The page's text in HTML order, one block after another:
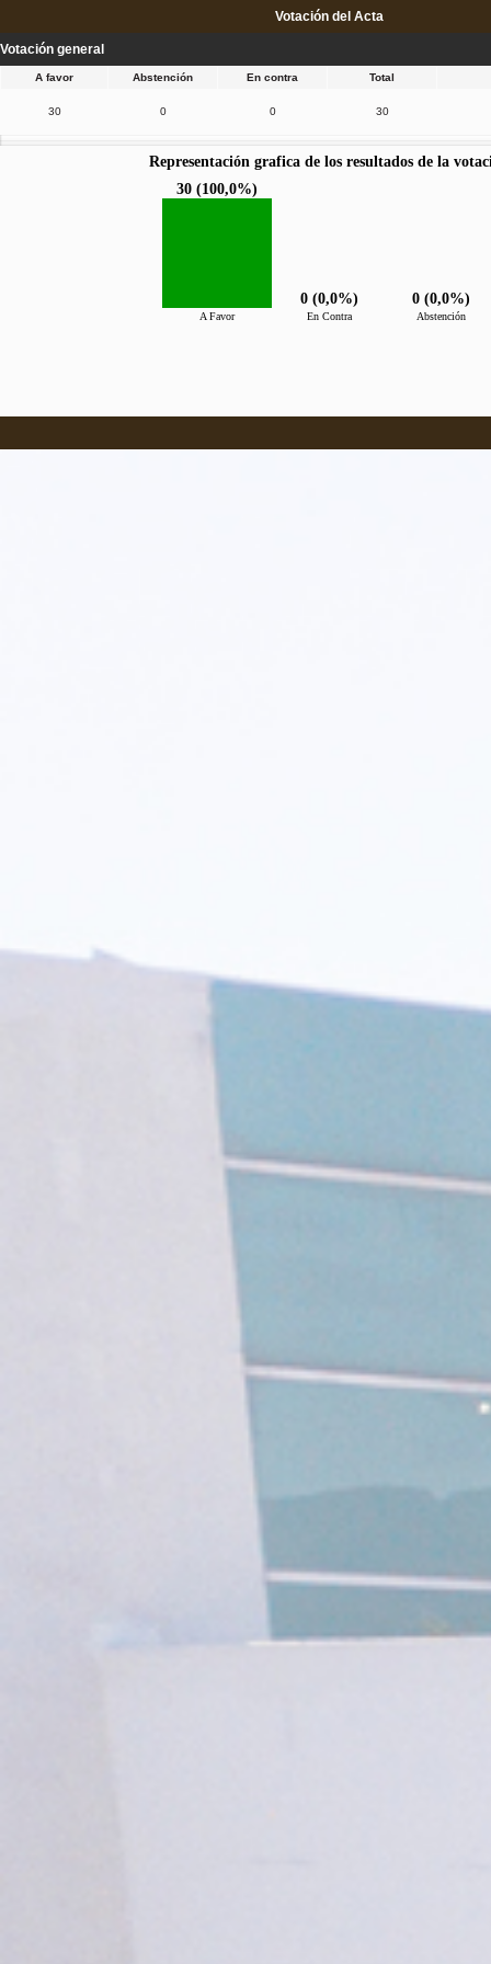
Votación del Acta
Votación general
A favor Abstención En contra Total
30 0 0 30
Representación grafica de los resultados de la
30 (100,0%)
0 (0,0%) 0 (0,0%)
A Favor En Contra Abstención